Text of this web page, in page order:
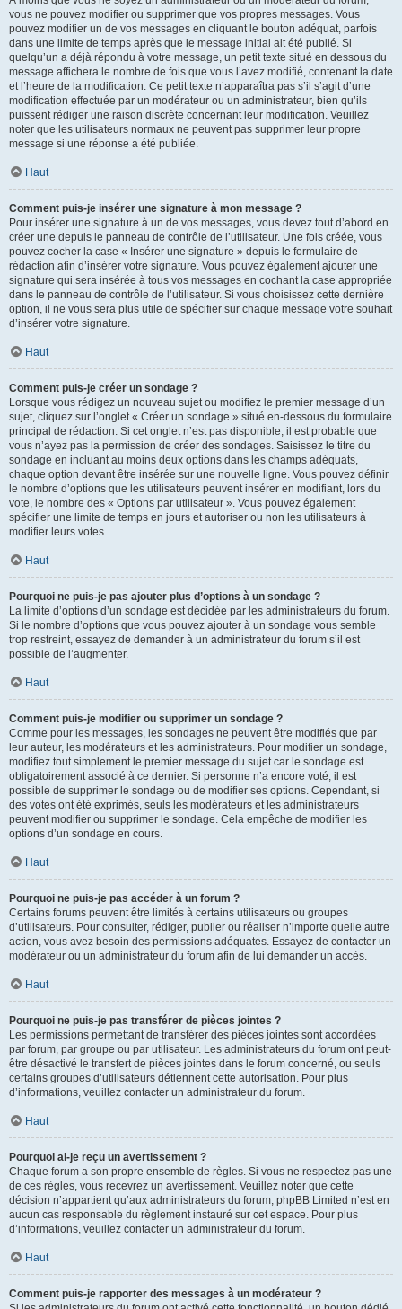
vous ne pouvez modifier ou supprimer que vos propres messages. Vous
pouvez modifier un de vos messages en cliquant le bouton adéquat, parfois
dans une limite de temps après que le message initial ait été publié. Si
quelqu’un a déjà répondu à votre message, un petit texte situé en dessous du
message affichera le nombre de fois que vous l’avez modifié, contenant la date
et l’heure de la modification. Ce petit texte n’apparaîtra pas s’il s’agit d’une
modification effectuée par un modérateur ou un administrateur, bien qu’ils
puissent rédiger une raison discrète concernant leur modification. Veuillez
noter que les utilisateurs normaux ne peuvent pas supprimer leur propre
message si une réponse a été publiée.
Haut
Comment puis-je insérer une signature à mon message ?
Pour insérer une signature à un de vos messages, vous devez tout d’abord en
créer une depuis le panneau de contrôle de l’utilisateur. Une fois créée, vous
pouvez cocher la case « Insérer une signature » depuis le formulaire de
rédaction afin d’insérer votre signature. Vous pouvez également ajouter une
signature qui sera insérée à tous vos messages en cochant la case appropriée
dans le panneau de contrôle de l’utilisateur. Si vous choisissez cette dernière
option, il ne vous sera plus utile de spécifier sur chaque message votre souhait
d’insérer votre signature.
Haut
Comment puis-je créer un sondage ?
Lorsque vous rédigez un nouveau sujet ou modifiez le premier message d’un
sujet, cliquez sur l’onglet « Créer un sondage » situé en-dessous du formulaire
principal de rédaction. Si cet onglet n’est pas disponible, il est probable que
vous n’ayez pas la permission de créer des sondages. Saisissez le titre du
sondage en incluant au moins deux options dans les champs adéquats,
chaque option devant être insérée sur une nouvelle ligne. Vous pouvez définir
le nombre d’options que les utilisateurs peuvent insérer en modifiant, lors du
vote, le nombre des « Options par utilisateur ». Vous pouvez également
spécifier une limite de temps en jours et autoriser ou non les utilisateurs à
modifier leurs votes.
Haut
Pourquoi ne puis-je pas ajouter plus d’options à un sondage ?
La limite d’options d’un sondage est décidée par les administrateurs du forum.
Si le nombre d’options que vous pouvez ajouter à un sondage vous semble
trop restreint, essayez de demander à un administrateur du forum s’il est
possible de l’augmenter.
Haut
Comment puis-je modifier ou supprimer un sondage ?
Comme pour les messages, les sondages ne peuvent être modifiés que par
leur auteur, les modérateurs et les administrateurs. Pour modifier un sondage,
modifiez tout simplement le premier message du sujet car le sondage est
obligatoirement associé à ce dernier. Si personne n’a encore voté, il est
possible de supprimer le sondage ou de modifier ses options. Cependant, si
des votes ont été exprimés, seuls les modérateurs et les administrateurs
peuvent modifier ou supprimer le sondage. Cela empêche de modifier les
options d’un sondage en cours.
Haut
Pourquoi ne puis-je pas accéder à un forum ?
Certains forums peuvent être limités à certains utilisateurs ou groupes
d’utilisateurs. Pour consulter, rédiger, publier ou réaliser n’importe quelle autre
action, vous avez besoin des permissions adéquates. Essayez de contacter un
modérateur ou un administrateur du forum afin de lui demander un accès.
Haut
Pourquoi ne puis-je pas transférer de pièces jointes ?
Les permissions permettant de transférer des pièces jointes sont accordées
par forum, par groupe ou par utilisateur. Les administrateurs du forum ont peut-
être désactivé le transfert de pièces jointes dans le forum concerné, ou seuls
certains groupes d’utilisateurs détiennent cette autorisation. Pour plus
d’informations, veuillez contacter un administrateur du forum.
Haut
Pourquoi ai-je reçu un avertissement ?
Chaque forum a son propre ensemble de règles. Si vous ne respectez pas une
de ces règles, vous recevrez un avertissement. Veuillez noter que cette
décision n’appartient qu’aux administrateurs du forum, phpBB Limited n’est en
aucun cas responsable du règlement instauré sur cet espace. Pour plus
d’informations, veuillez contacter un administrateur du forum.
Haut
Comment puis-je rapporter des messages à un modérateur ?